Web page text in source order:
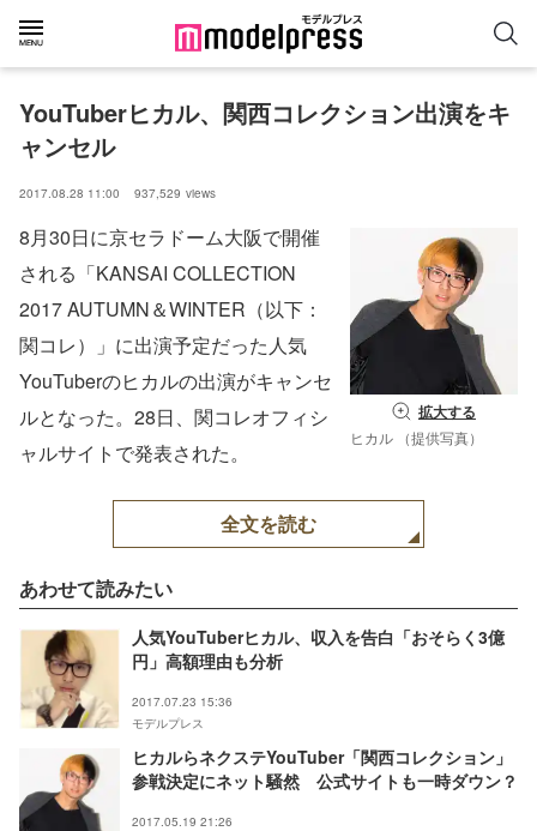
YouTuberヒカル、関西コレクション出演をキ
ャンセル
2017.08.28 11:00 937,529 views
拡大する
ヒカル （提供写真）
8月30日に京セラドーム大阪で開催
される「KANSAI COLLECTION
2017 AUTUMN＆WINTER（以下：
関コレ）」に出演予定だった人気
YouTuberのヒカルの出演がキャンセ
ルとなった。28日、関コレオフィシ
ャルサイトで発表された。
全文を読む
あわせて読みたい
人気YouTuberヒカル、収入を告白「おそらく3億
円」高額理由も分析
2017.07.23 15:36
モデルプレス
ヒカルらネクステYouTuber「関西コレクション」
参戦決定にネット騒然 公式サイトも一時ダウン？
2017.05.19 21:26